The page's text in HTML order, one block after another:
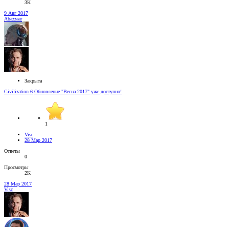
3K
9 Авг 2017
Abazzaar
Закрыта
Civilization 6 Обновление "Весна 2017" уже доступно!
1
Visc
28 Мар 2017
Ответы
0
Просмотры
2K
28 Мар 2017
Visc